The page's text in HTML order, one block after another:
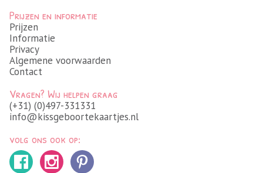
Prijzen en informatie
Prijzen
Informatie
Privacy
Algemene voorwaarden
Contact
Vragen? Wij helpen graag
(+31) (0)497-331331
info@kissgeboortekaartjes.nl
volg ons ook op: